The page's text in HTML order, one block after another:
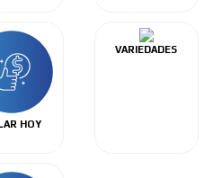
HOY
VARIEDADES